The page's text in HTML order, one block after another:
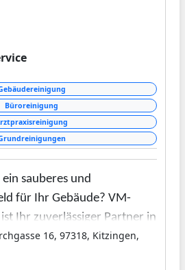
Büroreinigung
sauberes und
für Ihr Gebäude? VM-
Ihr zuverlässiger Partner in
um die professionelle
Unser Team besteht
16, 97318, Kitzingen,